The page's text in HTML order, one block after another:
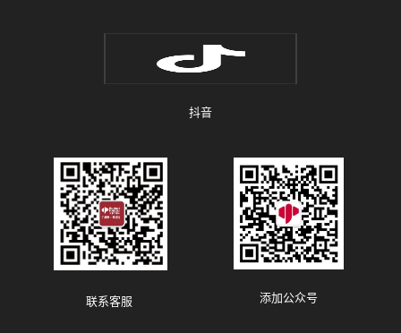
抖音
联系客服 添加公众号